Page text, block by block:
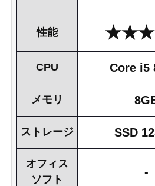
性能
CPU Core i5
メモリ
ストレージ SSD
オフィス
ソフト
-